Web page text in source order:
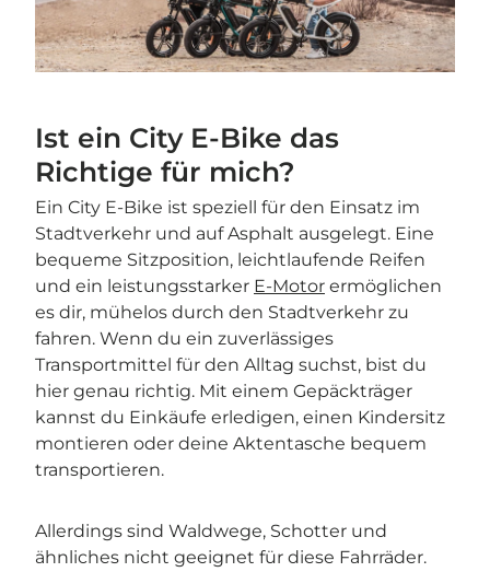
Ist ein City E-Bike das
Richtige für mich?
Ein City E-Bike ist speziell für den Einsatz im
Stadtverkehr und auf Asphalt ausgelegt. Eine
bequeme Sitzposition, leichtlaufende Reifen
und ein leistungsstarker E-Motor ermöglichen
es dir, mühelos durch den Stadtverkehr zu
fahren. Wenn du ein zuverlässiges
Transportmittel für den Alltag suchst, bist du
hier genau richtig. Mit einem Gepäckträger
kannst du Einkäufe erledigen, einen Kindersitz
montieren oder deine Aktentasche bequem
transportieren.
Allerdings sind Waldwege, Schotter und
ähnliches nicht geeignet für diese Fahrräder.